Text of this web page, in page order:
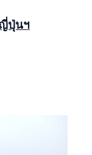
ปุ่นฯ